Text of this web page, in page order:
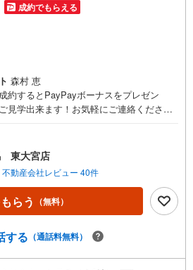
成約でもらえる
森村 恵
約するとPayPayボーナスをプレゼン
見学出来ます！お気軽にご連絡くださ
です。お気軽にお立ち寄り下さい。～人
・リモート相談サービス～・小さいお子
きない、天気が悪く外出したくない時・L
無料のアプリですぐにご利用いただけま
はスタッフがご興味ある物件の現地から
す・写真では伝わりにくい「空気感」や
ます・リモート相談は第三者による住宅
東大宮店
不動産会社レビュー 40件
らう （無料）
する （通話料無料）